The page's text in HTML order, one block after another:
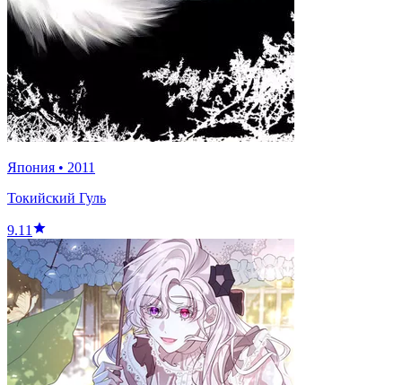
Япония • 2011
Токийский Гуль
9.11